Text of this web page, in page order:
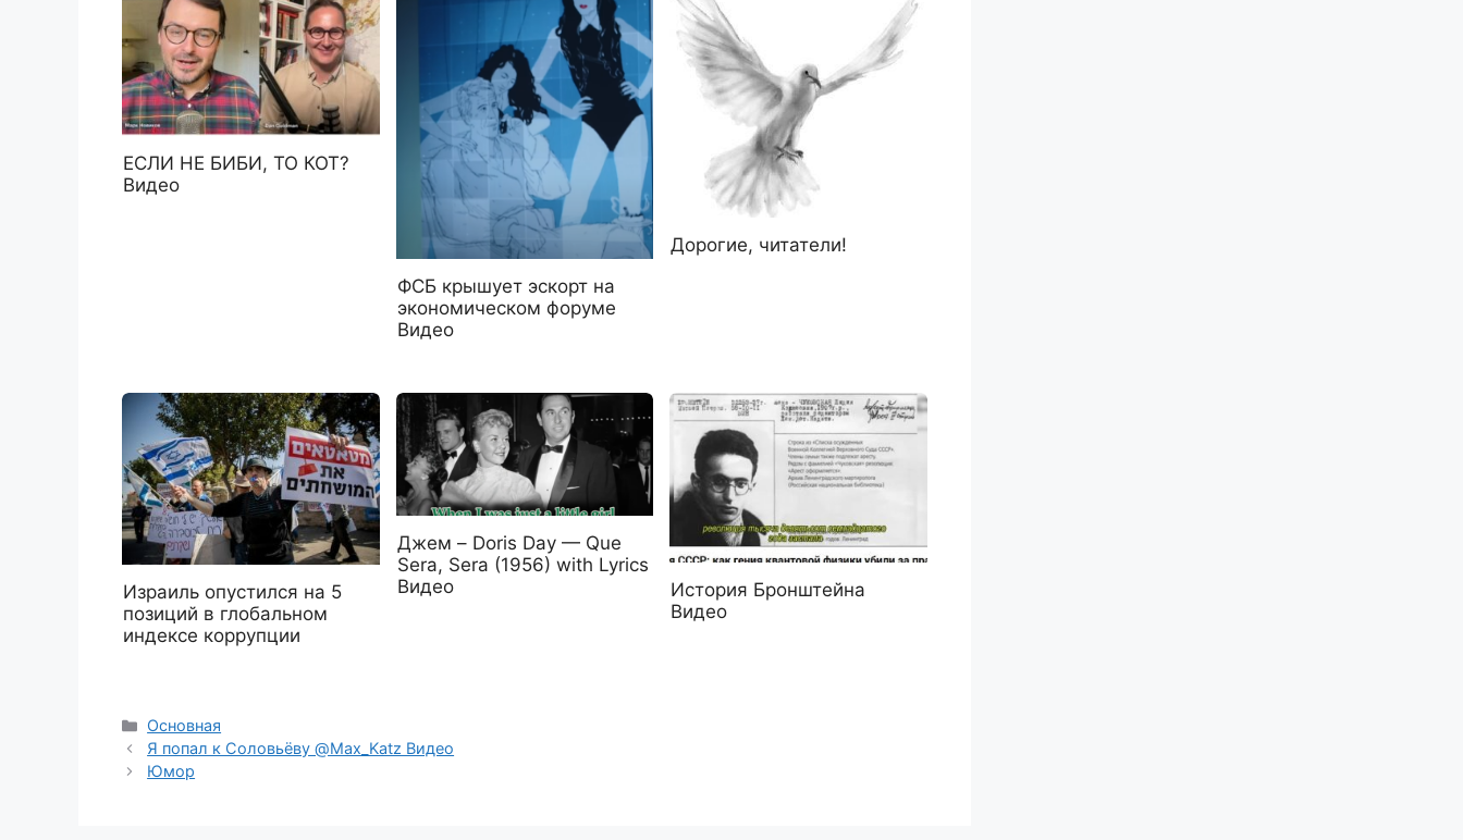
ЕСЛИ НЕ БИБИ, ТО КОТ?
Видео
ФСБ крышует эскорт на
экономическом форуме
Видео
Дорогие, читатели!
Израиль опустился на 5
позиций в глобальном
индексе коррупции
Джем – Doris Day — Que
Sera, Sera (1956) with Lyrics
Видео
История Бронштейна
Видео
Рубрики
Основная
Я попал к Соловьёву @Max_Katz Видео
Юмор